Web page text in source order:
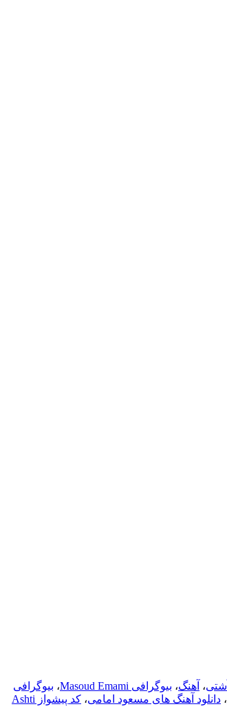
آشتی، آهنگ، بیوگرافی Masoud Emami ، بیوگرافی
، دانلود آهنگ های مسعود امامی،
کد پیشواز Ashti